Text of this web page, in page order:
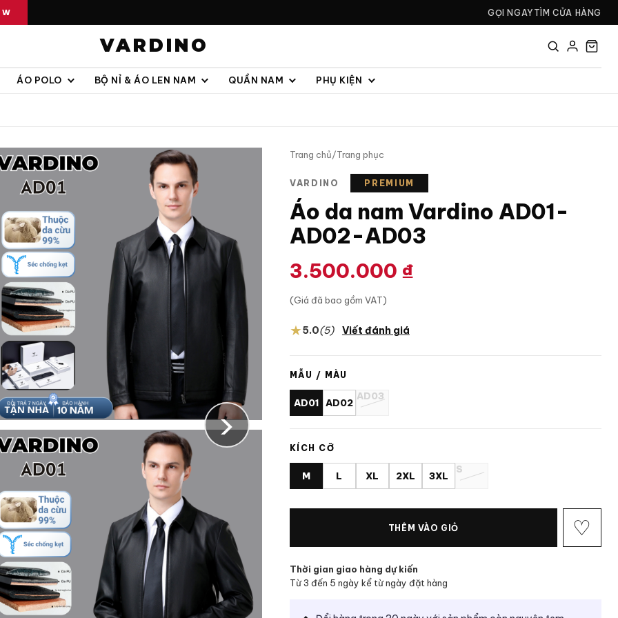
GỌI NGAY TÌM CỬA HÀNG
VARDINO
ÁO POLO BỘ NỈ & ÁO LEN NAM QUẦN NAM PHỤ KIỆN
›
Trang chủ/Trang phục
VARDINO PREMIUM
Áo da nam Vardino AD01-
AD02-AD03
3.500.000 ₫
(Giá đã bao gồm VAT)
★5.0(5) Viết đánh giá
MẪU / MÀU
AD01 AD02
AD03
KÍCH CỠ
M L XL 2XL 3XL
S
THÊM VÀO GIỎ ♡
Thời gian giao hàng dự kiến
Từ 3 đến 5 ngày kể từ ngày đặt hàng